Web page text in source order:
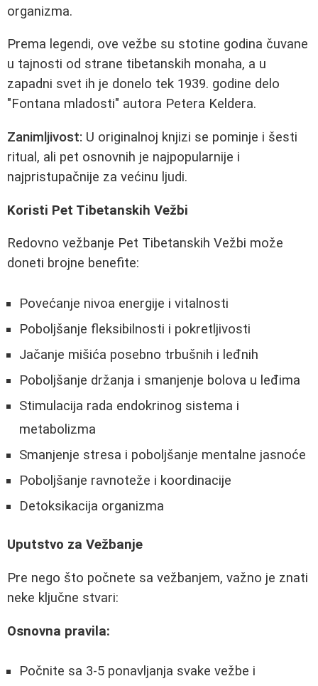
organizma.
Prema legendi, ove vežbe su stotine godina čuvane
u tajnosti od strane tibetanskih monaha, a u
zapadni svet ih je donelo tek 1939. godine delo
"Fontana mladosti" autora Petera Keldera.
Zanimljivost: U originalnoj knjizi se pominje i šesti
ritual, ali pet osnovnih je najpopularnije i
najpristupačnije za većinu ljudi.
Koristi Pet Tibetanskih Vežbi
Redovno vežbanje Pet Tibetanskih Vežbi može
doneti brojne benefite:
Povećanje nivoa energije i vitalnosti
Poboljšanje fleksibilnosti i pokretljivosti
Jačanje mišića posebno trbušnih i leđnih
Poboljšanje držanja i smanjenje bolova u leđima
Stimulacija rada endokrinog sistema i
metabolizma
Smanjenje stresa i poboljšanje mentalne jasnoće
Poboljšanje ravnoteže i koordinacije
Detoksikacija organizma
Uputstvo za Vežbanje
Pre nego što počnete sa vežbanjem, važno je znati
neke ključne stvari:
Osnovna pravila:
Počnite sa 3-5 ponavljanja svake vežbe i